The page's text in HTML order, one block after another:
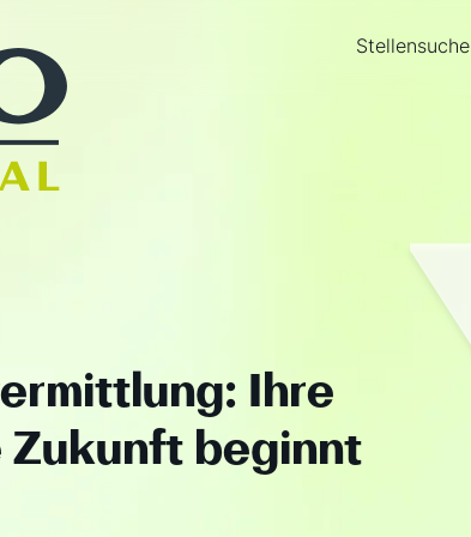
Stellensuche
Ihre
beginnt